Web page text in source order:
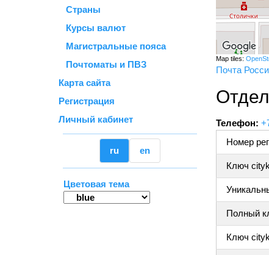
Страны
Курсы валют
Магистральные пояса
Почтоматы и ПВЗ
Карта сайта
Регистрация
Личный кабинет
ru en
Цветовая тема
Map tiles:
Почта
Телефон:
Номер
Ключ
Полный
Ключ